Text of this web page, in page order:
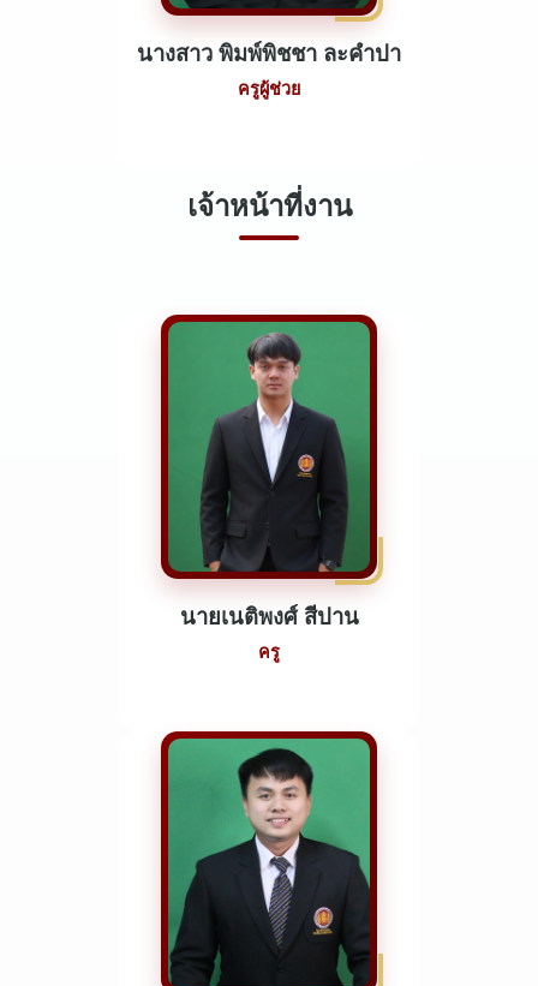
นางสาว พิมพ์พิชชา ละคำปา
ครูผู้ช่วย
เจ้าหน้าที่งาน
นายเนติพงศ์ สีปาน
ครู